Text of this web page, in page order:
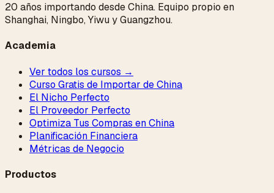
20 años importando desde China. Equipo propio en
Shanghai, Ningbo, Yiwu y Guangzhou.
Academia
Ver todos los cursos →
Curso Gratis de Importar de China
El Nicho Perfecto
El Proveedor Perfecto
Optimiza Tus Compras en China
Planificación Financiera
Métricas de Negocio
Productos